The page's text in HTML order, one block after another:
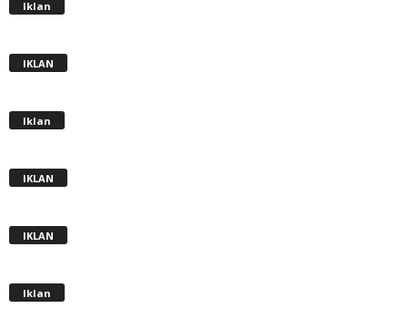
Iklan
IKLAN
Iklan
IKLAN
IKLAN
Iklan